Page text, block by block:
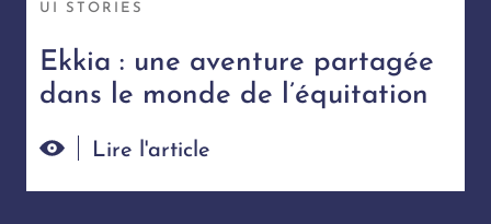
UI STORIES
Ekkia : une aventure partagée
dans le monde de l’équitation
Lire l'article